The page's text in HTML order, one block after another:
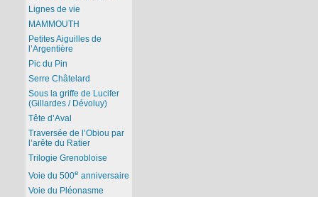
Lignes de vie
MAMMOUTH
Petites Aiguilles de
l’Argentière
Pic du Pin
Serre Châtelard
Sous la griffe de Lucifer
(Gillardes / Dévoluy)
Tête d’Aval
Traversée de l’Obiou par
l’arête du Ratier
Trilogie Grenobloise
Voie du 500e anniversaire
Voie du Pléonasme